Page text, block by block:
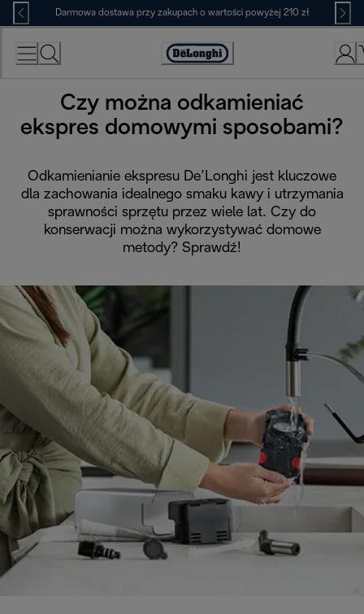
Skip
to
Content
Darmowa dostawa przy zakupach o wartości powyżej 210 zł
Deklaracja
Czy można odkamieniać
ekspres domowymi sposobami?
Odkamienianie ekspresu De’Longhi jest kluczowe
dla zachowania idealnego smaku kawy i utrzymania
sprawności sprzętu przez wiele lat. Czy do
konserwacji można wykorzystywać domowe
metody? Sprawdź!